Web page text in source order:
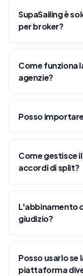
SupaSailing è
per broker?
Come funziona
agenzie?
Posso
Come gestisce
accordi di split?
L'abbinamento
giudizio?
Posso usarlo se
piattaforma